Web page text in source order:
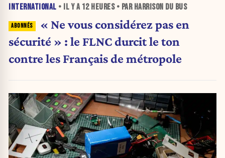
INTERNATIONAL • IL Y A 12 HEURES• PAR HARRISON DU BUS
« Ne vous considérez pas en
sécurité » : le FLNC durcit le ton
contre les Français de métropole